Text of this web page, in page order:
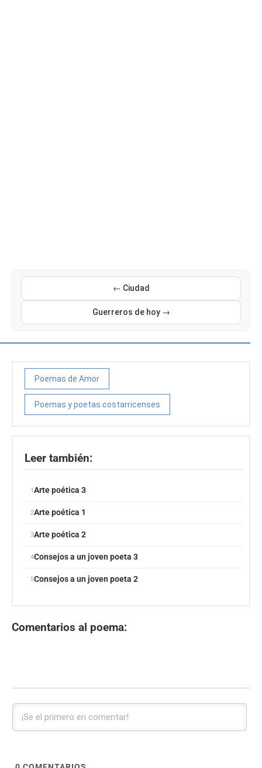
← Ciudad
Guerreros de hoy →
Poemas de Amor
Poemas y poetas costarricenses
Leer también:
Arte poética 3
Arte poética 1
Arte poética 2
Consejos a un joven poeta 3
Consejos a un joven poeta 2
Comentarios al poema: